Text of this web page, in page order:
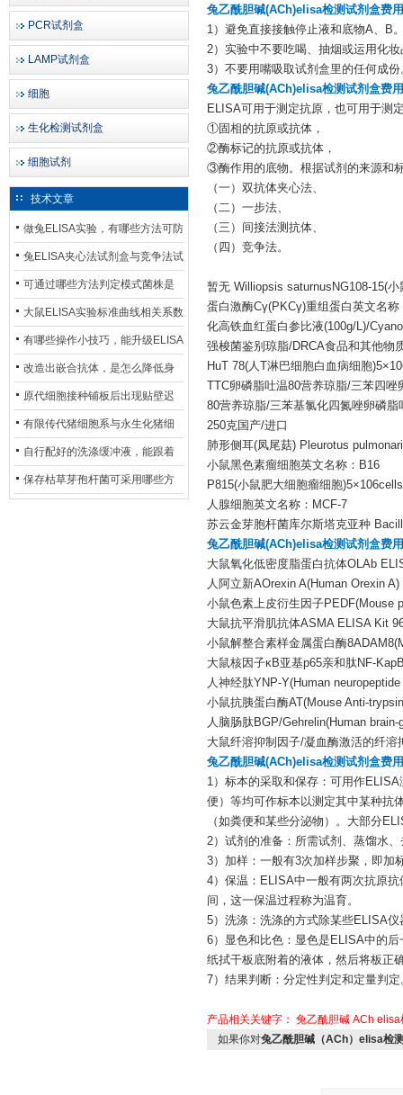
PCR试剂盒
LAMP试剂盒
细胞
生化检测试剂盒
细胞试剂
技术文章
做兔ELISA实验，有哪些方法可防
止平台效应发生？
兔ELISA夹心法试剂盒与竞争法试
剂盒，适用检测场景存在哪些差
异？
可通过哪些方法判定模式菌株是
否存在杂菌污染？
大鼠ELISA实验标准曲线相关系数
偏低，可从哪些维度开展问题排
查？
有哪些操作小技巧，能升级ELISA
的LOD与LOQ性能？
改造出嵌合抗体，是怎么降低身
体生成抗鼠抗体（HAMA）的？
原代细胞接种铺板后出现贴壁迟
缓、悬浮细胞数量偏多的现象的
主要诱因
有限传代猪细胞系与永生化猪细
胞系，二者在增殖存活周期上有
什么区别？
自行配好的洗涤缓冲液，能跟着
试剂盒原装干粉放一处储存吗？
保存枯草芽孢杆菌可采用哪些方
兔乙酰胆碱(ACh)elisa检测试剂盒费用
1）避免直接接触停止液和底物A、B
2）实验中不要吃喝、抽烟或运用化妆
3）不要用嘴吸取试剂盒里的任何成份
兔乙酰胆碱(ACh)elisa检测试剂盒费用
ELISA可用于测定抗原，也可用于测
①固相的抗原或抗体，
②酶标记的抗原或抗体，
③酶作用的底物。根据试剂的来源和
（一）双抗体夹心法、
（二）一步法、
（三）间接法测抗体、
（四）竞争法。
暂无 Williopsis saturnusNG108-15(
蛋白激酶Cγ(PKCγ)重组蛋白英文名
化高铁血红蛋白参比液(100g/L)/
强梭菌鉴别琼脂/DRCA食品和其他物
HuT 78(人T淋巴细胞白血病细胞
TTC卵磷脂吐温80营养琼脂/三苯四
80营养琼脂/三苯基氯化四氮唑卵磷
250克国产/进口
肺形侧耳(凤尾菇) Pleurotus
小鼠黑色素瘤细胞英文名称：B16
P815(小鼠肥大细胞瘤细胞
人腺细胞英文名称：MCF-7
苏云金芽胞杆菌库尔斯塔克亚种
兔乙酰胆碱(ACh)elisa检测试剂盒费用
大鼠氧化低密度脂蛋白抗体OLAb
人阿立新AOrexin A(Human Orexin
小鼠色素上皮衍生因子PEDF(Mouse
大鼠抗平滑肌抗体ASMA ELISA Kit
小鼠解整合素样金属蛋白酶
大鼠核因子κB亚基p65亲和肽NF-
人神经肽YNP-Y(Human
小鼠抗胰蛋白酶AT(Mouse Anti-
人脑肠肽BGP/Gehrelin(Human
大鼠纤溶抑制因子/凝血酶激活的纤
兔乙酰胆碱(ACh)elisa检测试剂盒费用
1）标本的采取和保存：可用作
便）等均可作标本以测定其中某种抗
（如粪便和某些分泌物）。大部分
2）试剂的准备：所需试剂、蒸馏水
3）加样：一般有3次加样步聚，即加
4）保温：ELISA中一般有两次抗原
间，这一保温过程称为温育。
5）洗涤：洗涤的方式除某些ELISA
6）显色和比色：显色是ELISA中的
纸拭干板底附着的液体，然后将板正
7）结果判断：分定性判定和定量判定
产品相关关键字： 兔乙酰胆碱 ACh elisa
如果你对兔乙酰胆碱（ACh）elisa检